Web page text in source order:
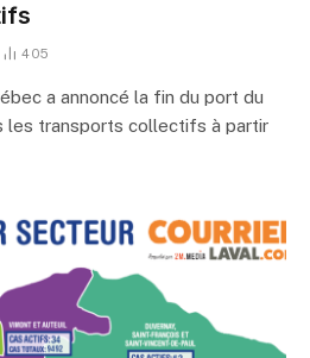
405
a annoncé la fin du port du
les transports collectifs à partir